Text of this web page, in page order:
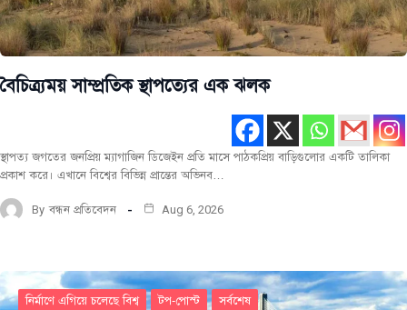
বৈচিত্র্যময় সাম্প্রতিক স্থাপত্যের এক ঝলক
স্থাপত্য জগতের জনপ্রিয় ম্যাগাজিন ডিজেইন প্রতি মাসে পাঠকপ্রিয় বাড়িগুলোর একটি তালিকা
প্রকাশ করে। এখানে বিশ্বের বিভিন্ন প্রান্তের অভিনব…
By বন্ধন প্রতিবেদন Aug 6, 2026
নির্মাণে এগিয়ে চলেছে বিশ্ব টপ-পোস্ট সর্বশেষ